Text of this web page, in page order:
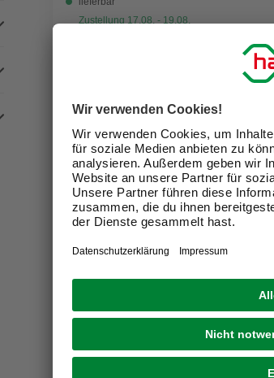
Zustellung 17.08. - 19.08.
Regenspeicher »Amphore«, 500 l,
oval